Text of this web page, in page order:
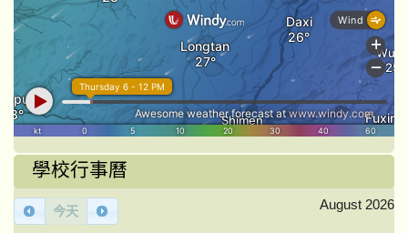
學校行事曆
今天 August 2026